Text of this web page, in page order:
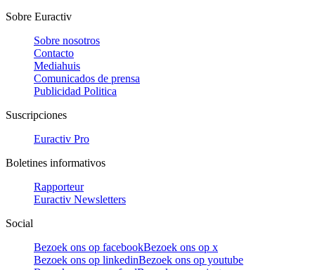
Sobre Euractiv
Sobre nosotros
Contacto
Mediahuis
Comunicados de prensa
Publicidad Politica
Suscripciones
Euractiv Pro
Boletines informativos
Rapporteur
Euractiv Newsletters
Social
Bezoek ons op facebookBezoek ons op x
Bezoek ons op linkedinBezoek ons op youtube